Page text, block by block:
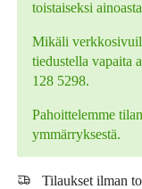
toistaiseksi
Mikäli
tiedustella vapaita
128 5298.
Pahoittelemme
ymmärryksestä.
Tilaukset ilman